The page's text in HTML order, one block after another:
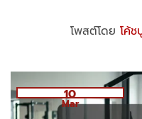
โพสต์โดย โค้ช
10
Mar